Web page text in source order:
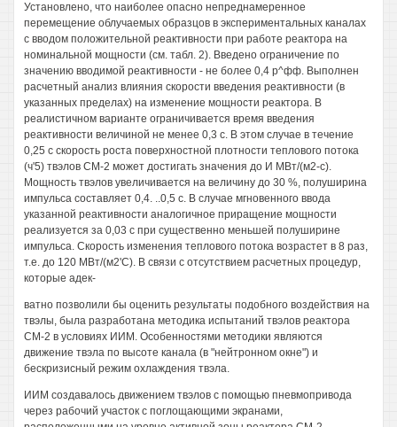
Установлено, что наиболее опасно непреднамеренное
перемещение облучаемых образцов в экспериментальных каналах
с вводом положительной реактивности при работе реактора на
номинальной мощности (см. табл. 2). Введено ограничение по
значению вводимой реактивности - не более 0,4 р^фф. Выполнен
расчетный анализ влияния скорости введения реактивности (в
указанных пределах) на изменение мощности реактора. В
реалистичном варианте ограничивается время введения
реактивности величиной не менее 0,3 с. В этом случае в течение
0,25 с скорость роста поверхностной плотности теплового потока
(ч'5) твэлов СМ-2 может достигать значения до И МВт/(м2-с).
Мощность твэлов увеличивается на величину до 30 %, полуширина
импульса составляет 0,4. ..0,5 с. В случае мгновенного ввода
указанной реактивности аналогичное приращение мощности
реализуется за 0,03 с при существенно меньшей полуширине
импульса. Скорость изменения теплового потока возрастет в 8 раз,
т.е. до 120 МВт/(м2'С). В связи с отсутствием расчетных процедур,
которые адек-
ватно позволили бы оценить результаты подобного воздействия на
твэлы, была разработана методика испытаний твэлов реактора
СМ-2 в условиях ИИМ. Особенностями методики являются
движение твэла по высоте канала (в "нейтронном окне") и
бескризисный режим охлаждения твэла.
ИИМ создавалось движением твэлов с помощью пневмопривода
через рабочий участок с поглощающими экранами,